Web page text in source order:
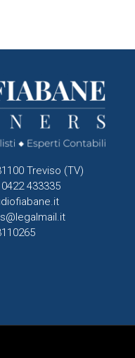
Treviso (TV)
433335